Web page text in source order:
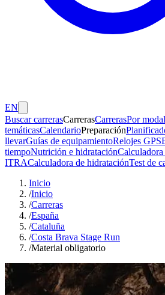
EN
Buscar carrerasCarrerasCarrerasPor
temáticasCalendarioPreparación
llevarGuías de equipamientoRelojes GPS
tiempoNutrición e hidratación
ITRACalculadora de hidrataciónTest de
Inicio
/Inicio
/Carreras
/España
/Cataluña
/Costa Brava Stage Run
/Material obligatorio